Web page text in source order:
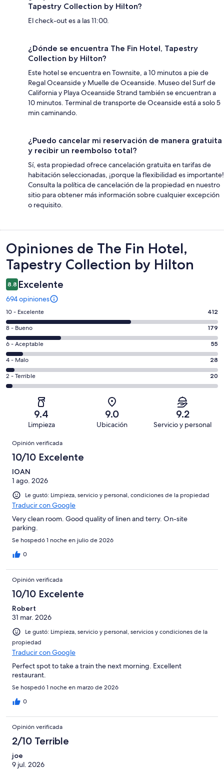
Tapestry Collection by Hilton?
El check-out es a las 11:00.
¿Dónde se encuentra The Fin Hotel, Tapestry
Collection by Hilton?
Este hotel se encuentra en Townsite, a 10 minutos a pie de
Regal Oceanside y Muelle de Oceanside. Museo del Surf de
California y Playa Oceanside Strand también se encuentran a
10 minutos. Terminal de transporte de Oceanside está a solo 5
min caminando.
¿Puedo cancelar mi reservación de manera gratuita
y recibir un reembolso total?
Sí, esta propiedad ofrece cancelación gratuita en tarifas de
habitación seleccionadas, ¡porque la flexibilidad es importante!
Consulta la política de cancelación de la propiedad en nuestro
sitio para obtener más información sobre cualquier excepción
o requisito.
Opiniones
Opiniones de The Fin Hotel,
Tapestry Collection by Hilton
8.8 Excelente
694 opiniones
Puntuación
de
10,
es
decir,
Excelente.
Basada
en
opiniones
10 - Excelente 412
Puntuación
de
8,
es
decir,
Bueno.
Basada
opiniones
8 - Bueno 179
Puntuación
de
6,
es
decir,
Aceptable.
de
694
opiniones
6 - Aceptable 55
Puntuación
de
4,
Basada
28
de
opiniones
4 - Malo 28
Puntuación
de
Terrible.
Basada
20
de
694
opiniones
2 - Terrible 20
9.4
Limpieza
9.0
Ubicación
9.2
Servicio y personal
Opiniones
Opinión verificada
10/10 Excelente
IOAN
1 ago. 2026
Le gustó: Limpieza, servicio y personal, condiciones de la propiedad
Traducir con Google
Very clean room. Good quality of linen and terry. On-site
parking.
Se hospedó 1 noche en julio de 2026
0
Opinión verificada
10/10 Excelente
Robert
31 mar. 2026
Le gustó: Limpieza, servicio y personal, servicios y condiciones de la
propiedad
Traducir con Google
Perfect spot to take a train the next morning. Excellent
restaurant.
Se hospedó 1 noche en marzo de 2026
0
Opinión verificada
2/10 Terrible
joe
9 jul. 2026